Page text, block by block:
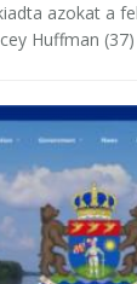
azokat a
Huffman